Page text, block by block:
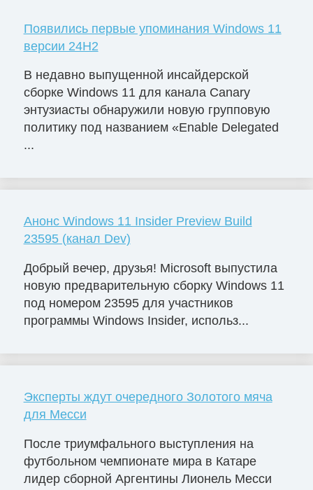
Появились первые упоминания Windows 11
версии 24H2
В недавно выпущенной инсайдерской
сборке Windows 11 для канала Canary
энтузиасты обнаружили новую групповую
политику под названием «Enable Delegated
...
Анонс Windows 11 Insider Preview Build
23595 (канал Dev)
Добрый вечер, друзья! Microsoft выпустила
новую предварительную сборку Windows 11
под номером 23595 для участников
программы Windows Insider, использ...
Эксперты ждут очередного Золотого мяча
для Месси
После триумфального выступления на
футбольном чемпионате мира в Катаре
лидер сборной Аргентины Лионель Месси